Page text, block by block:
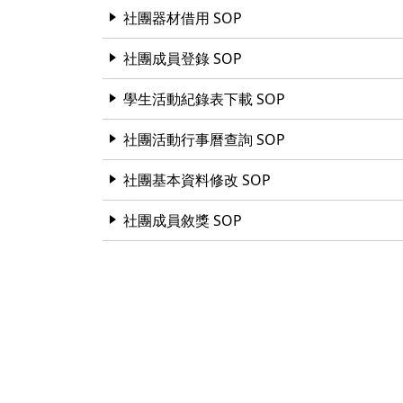
社團器材借用 SOP
社團成員登錄 SOP
學生活動紀錄表下載 SOP
社團活動行事曆查詢 SOP
社團基本資料修改 SOP
社團成員敘獎 SOP